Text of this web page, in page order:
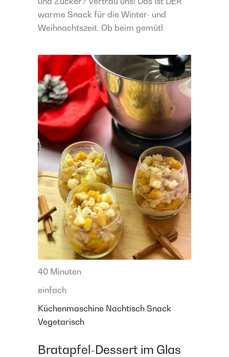
warme Snack für die Winter- und
Weihnachtszeit. Ob beim gemütl
40 Minuten
einfach
Küchenmaschine Nachtisch Snack
Vegetarisch
Bratapfel-Dessert im Glas